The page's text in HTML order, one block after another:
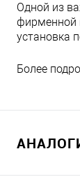
Одной из
фирменной
установка
Более